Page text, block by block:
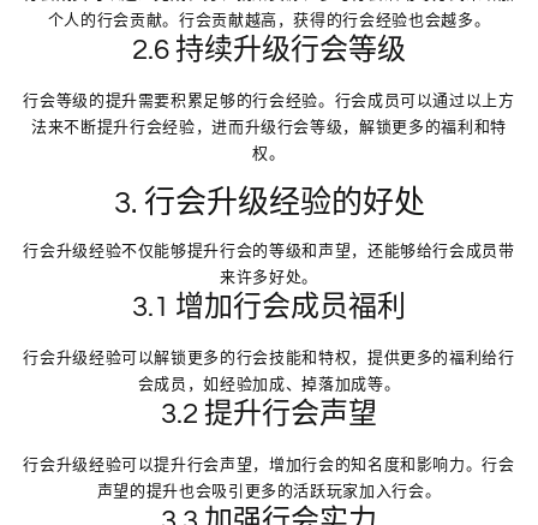
个人的行会贡献。行会贡献越高，获得的行会经验也会越多。
2.6 持续升级行会等级
行会等级的提升需要积累足够的行会经验。行会成员可以通过以上方
法来不断提升行会经验，进而升级行会等级，解锁更多的福利和特
权。
3. 行会升级经验的好处
行会升级经验不仅能够提升行会的等级和声望，还能够给行会成员带
来许多好处。
3.1 增加行会成员福利
行会升级经验可以解锁更多的行会技能和特权，提供更多的福利给行
会成员，如经验加成、掉落加成等。
3.2 提升行会声望
行会升级经验可以提升行会声望，增加行会的知名度和影响力。行会
声望的提升也会吸引更多的活跃玩家加入行会。